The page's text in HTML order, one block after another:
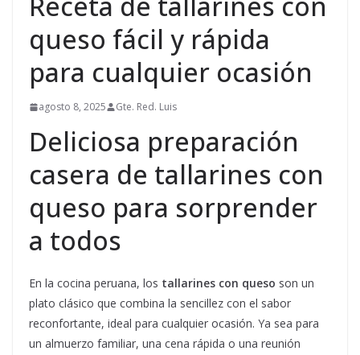
queso fácil y rápida
para cualquier ocasión
agosto 8, 2025 Gte. Red. Luis
Deliciosa preparación
casera de tallarines con
queso para sorprender
a todos
En la cocina peruana, los tallarines con queso son un
plato clásico que combina la sencillez con el sabor
reconfortante, ideal para cualquier ocasión. Ya sea para
un almuerzo familiar, una cena rápida o una reunión